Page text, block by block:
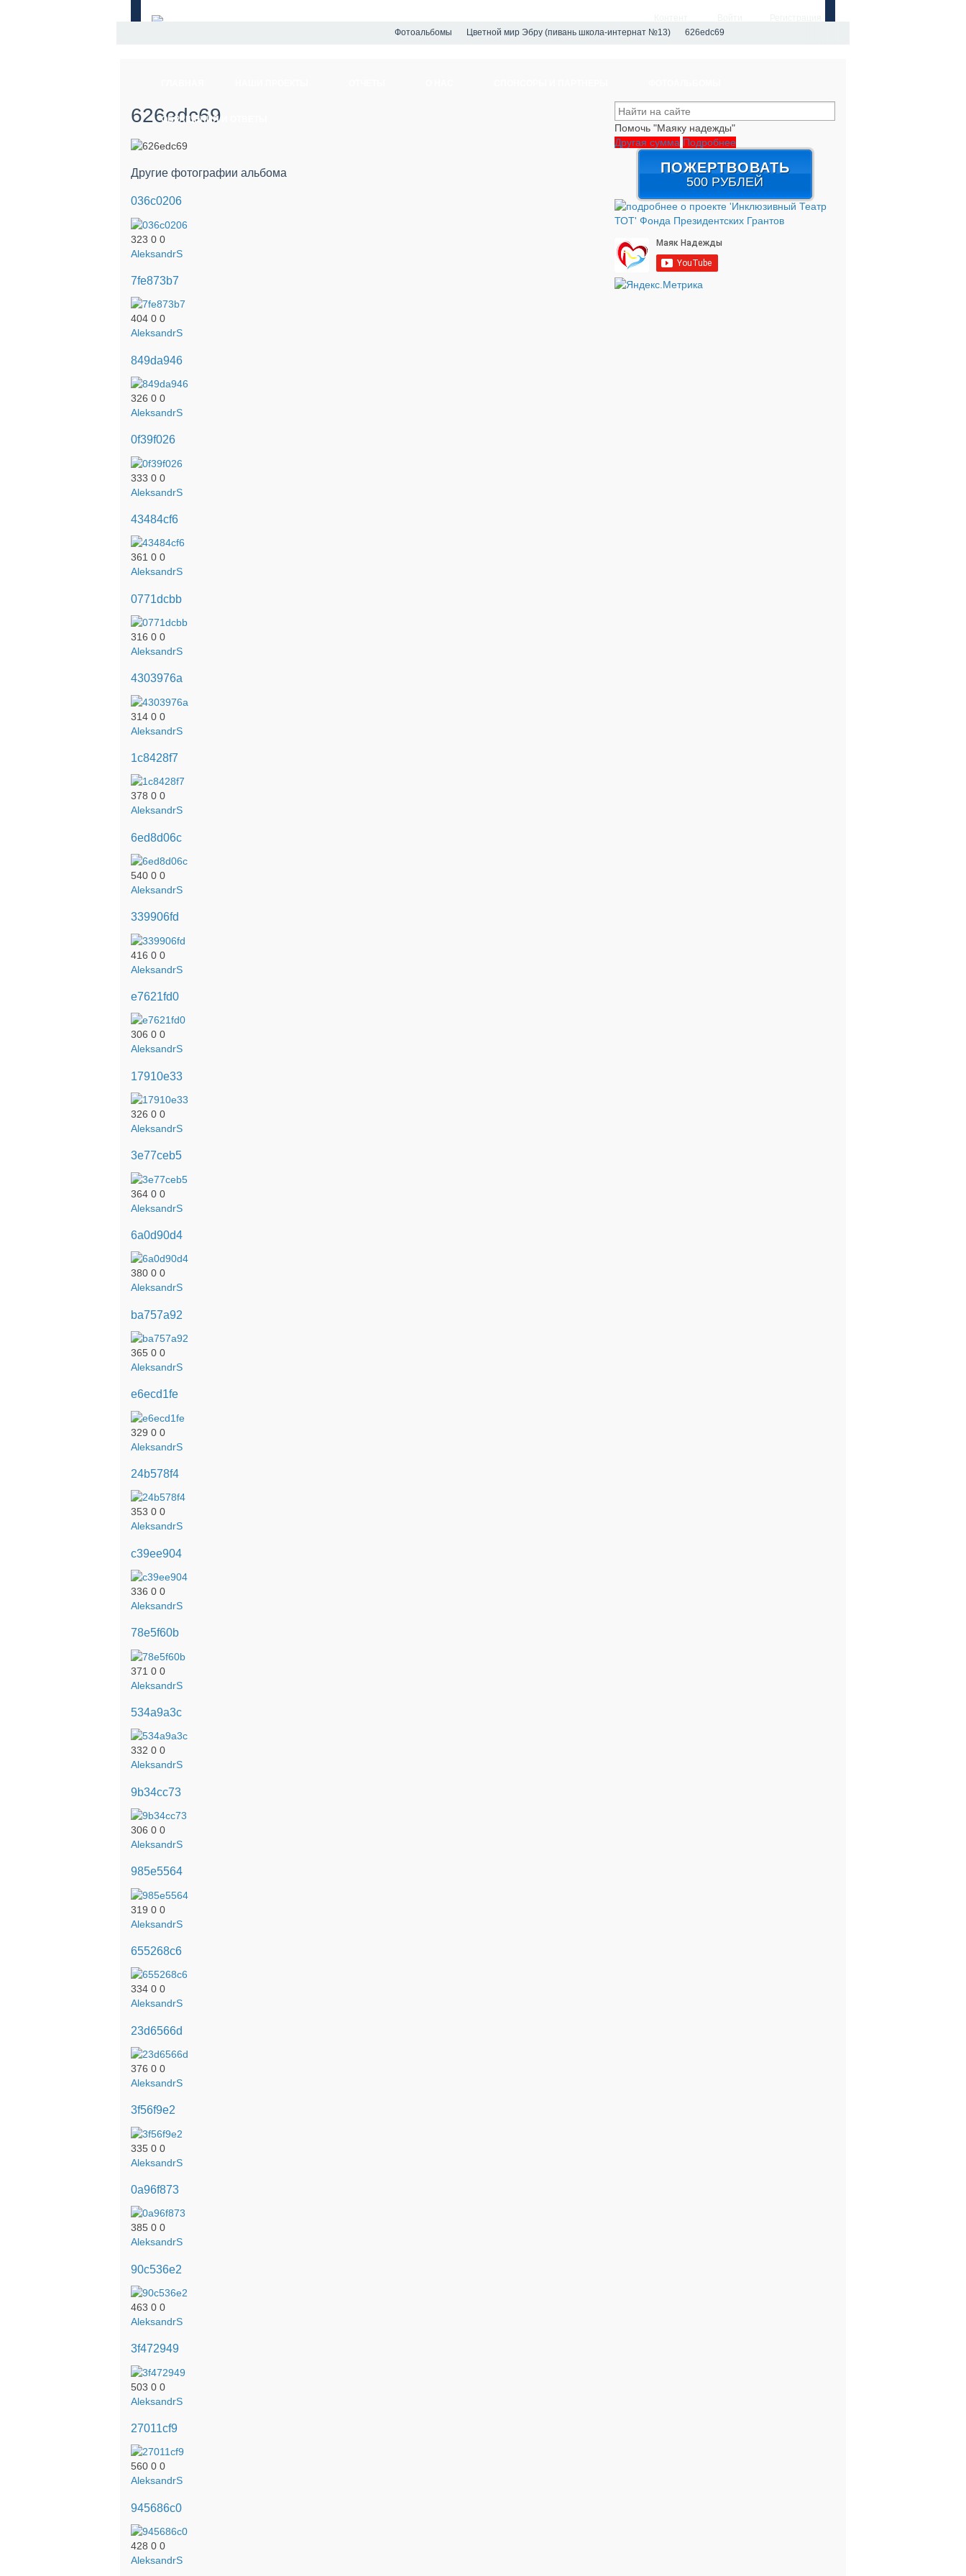
ОБРАЩЕНИЯ И ОТВЕТЫ
Фотоальбомы Цветной мир Эбру (пивань школа-интернат №13) 626edc69
626edc69
Другие фотографии альбома
036c0206
323 0 0
AleksandrS
7fe873b7
404 0 0
AleksandrS
849da946
326 0 0
AleksandrS
0f39f026
333 0 0
AleksandrS
43484cf6
361 0 0
AleksandrS
0771dcbb
316 0 0
AleksandrS
4303976a
314 0 0
AleksandrS
1c8428f7
378 0 0
AleksandrS
6ed8d06c
540 0 0
AleksandrS
339906fd
416 0 0
AleksandrS
e7621fd0
306 0 0
AleksandrS
17910e33
326 0 0
AleksandrS
3e77ceb5
364 0 0
AleksandrS
6a0d90d4
380 0 0
AleksandrS
ba757a92
365 0 0
AleksandrS
e6ecd1fe
329 0 0
AleksandrS
24b578f4
353 0 0
AleksandrS
c39ee904
336 0 0
AleksandrS
78e5f60b
371 0 0
AleksandrS
534a9a3c
332 0 0
AleksandrS
9b34cc73
306 0 0
AleksandrS
985e5564
319 0 0
AleksandrS
655268c6
334 0 0
AleksandrS
23d6566d
376 0 0
AleksandrS
3f56f9e2
335 0 0
AleksandrS
0a96f873
385 0 0
AleksandrS
90c536e2
463 0 0
AleksandrS
3f472949
503 0 0
AleksandrS
27011cf9
560 0 0
AleksandrS
945686c0
428 0 0
AleksandrS
Помочь "Маяку надежды"
Другая сумма Подробнее
ПОЖЕРТВОВАТЬ
500 РУБЛЕЙ